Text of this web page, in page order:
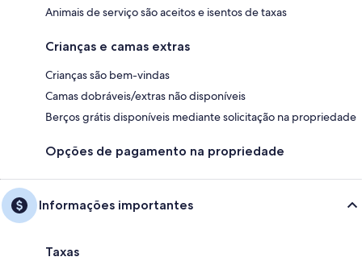
Animais de serviço são aceitos e isentos de taxas
Crianças e camas extras
Crianças são bem-vindas
Camas dobráveis/extras não disponíveis
Berços grátis disponíveis mediante solicitação na propriedade
Opções de pagamento na propriedade
Informações importantes
Taxas